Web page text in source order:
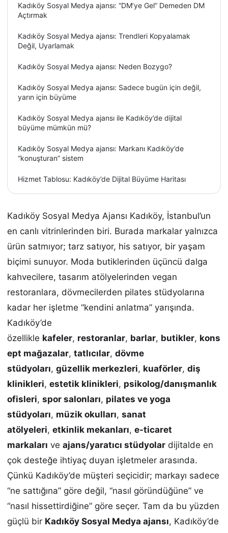
Kadıköy Sosyal Medya ajansı: “DM’ye Gel” Demeden DM
Açtırmak
Kadıköy Sosyal Medya ajansı: Trendleri Kopyalamak
Değil, Uyarlamak
Kadıköy Sosyal Medya ajansı: Neden Bozygo?
Kadıköy Sosyal Medya ajansı: Sadece bugün için değil,
yarın için büyüme
Kadıköy Sosyal Medya ajansı ile Kadıköy’de dijital
büyüme mümkün mü?
Kadıköy Sosyal Medya ajansı: Markanı Kadıköy’de
“konuşturan” sistem
Hizmet Tablosu: Kadıköy’de Dijital Büyüme Haritası
Kadıköy Sosyal Medya Ajansı Kadıköy, İstanbul’un
en canlı vitrinlerinden biri. Burada markalar yalnızca
ürün satmıyor; tarz satıyor, his satıyor, bir yaşam
biçimi sunuyor. Moda butiklerinden üçüncü dalga
kahvecilere, tasarım atölyelerinden vegan
restoranlara, dövmecilerden pilates stüdyolarına
kadar her işletme “kendini anlatma” yarışında.
Kadıköy’de
özellikle kafeler, restoranlar, barlar, butikler, kons
ept mağazalar, tatlıcılar, dövme
stüdyoları, güzellik merkezleri, kuaförler, diş
klinikleri, estetik klinikleri, psikolog/danışmanlık
ofisleri, spor salonları, pilates ve yoga
stüdyoları, müzik okulları, sanat
atölyeleri, etkinlik mekanları, e-ticaret
markaları ve ajans/yaratıcı stüdyolar dijitalde en
çok desteğe ihtiyaç duyan işletmeler arasında.
Çünkü Kadıköy’de müşteri seçicidir; markayı sadece
“ne sattığına” göre değil, “nasıl göründüğüne” ve
“nasıl hissettirdiğine” göre seçer. Tam da bu yüzden
güçlü bir Kadıköy Sosyal Medya ajansı, Kadıköy’de